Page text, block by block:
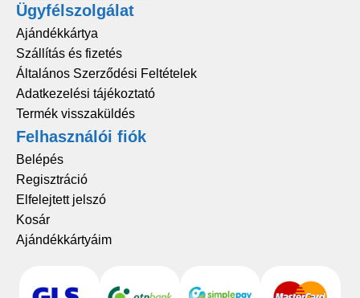
Ügyfélszolgálat
Ajándékkártya
Szállítás és fizetés
Általános Szerződési Feltételek
Adatkezelési tájékoztató
Termék visszaküldés
Felhasználói fiók
Belépés
Regisztráció
Elfelejtett jelszó
Kosár
Ajándékkártyáim